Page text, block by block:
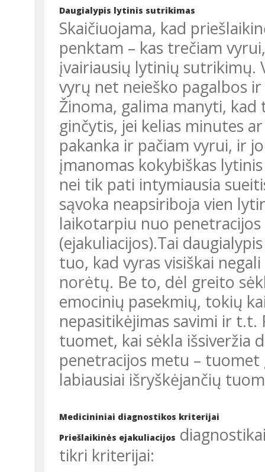
Daugialypis lytinis sutrikimas
Skaičiuojama, kad priešlaikinė ejakuliacija diagnozuojama kas
penktam – kas trečiam
įvairiausių lytinių sutrikimų.
vyrų net neieško pagalbos
Žinoma, galima manyti,
ginčytis, jei kelias minutes
pakanka ir pačiam vyrui, ir
įmanomas kokybiškas
nei tik pati intymiausia
sąvoka neapsiriboja vien
laikotarpiu nuo
(ejakuliacijos).Tai
tuo, kad vyras visiškai
norėtų. Be to, dėl greito
emocinių pasekmių, tokių
nepasitikėjimas savimi ir
tuomet, kai sėkla išsiveržia
penetracijos metu –
labiausiai išryškėjančių
Medicininiai diagnostikos kriterijai
Priešlaikinės ejakuliacijos
tikri kriterijai: